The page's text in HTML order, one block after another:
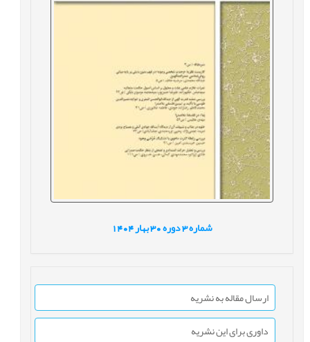
شماره3 دوره30 بهار1404
ارسال مقاله به نشریه
داوری برای این نشریه